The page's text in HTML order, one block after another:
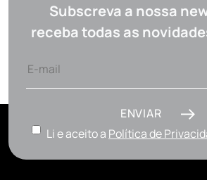
Subscreva a nossa
receba todas as
ENVIAR
Li e aceito a Política de